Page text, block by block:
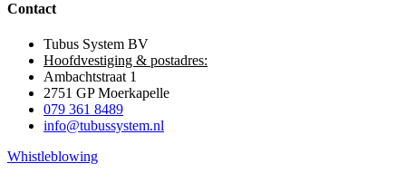
Contact
Tubus System BV
Hoofdvestiging & postadres:
Ambachtstraat 1
2751 GP Moerkapelle
079 361 8489
info@tubussystem.nl
Whistleblowing